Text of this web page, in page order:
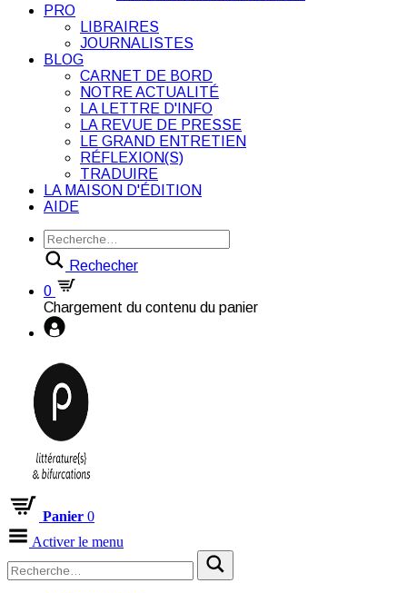
PRO
LIBRAIRES
JOURNALISTES
BLOG
CARNET DE BORD
NOTRE ACTUALITÉ
LA LETTRE D'INFO
LA REVUE DE PRESSE
LE GRAND ENTRETIEN
RÉFLEXION(S)
TRADUIRE
LA MAISON D'ÉDITION
AIDE
Rechecher
0
Chargement du contenu du panier
Panier 0
Activer le menu